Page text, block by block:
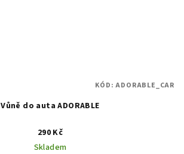
Vůně do auta ADORABLE
290 Kč
Skladem
KÓD:ADORABLE_CAR